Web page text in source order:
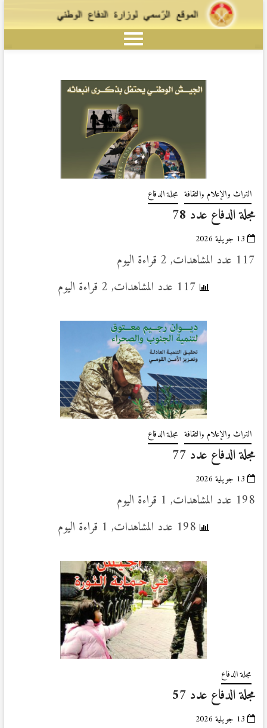
التراث والإعلام والثقافة مجلة الدفاع
مجلة الدفاع عدد 78
13 جويلية 2026
117 عدد المشاهدات, 2 قراءة اليوم
117 عدد المشاهدات, 2 قراءة اليوم
التراث والإعلام والثقافة مجلة الدفاع
مجلة الدفاع عدد 77
13 جويلية 2026
198 عدد المشاهدات, 1 قراءة اليوم
198 عدد المشاهدات, 1 قراءة اليوم
مجلة الدفاع
مجلة الدفاع عدد 57
13 جويلية 2026